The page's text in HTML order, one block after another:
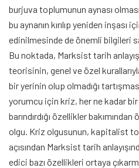
burjuva toplumunun aynası
bu aynanın kırılıp yeniden inşası
edinilmesinde de önemli bilgileri
Bu noktada, Marksist tarih
teorisinin, genel ve özel
bir yerinin olup olmadığı
yorumcu için kriz, her ne kadar
barındırdığı özellikler
olgu. Kriz olgusunun, kapitalist
açısından Marksist tarih
edici bazı özellikleri ortaya